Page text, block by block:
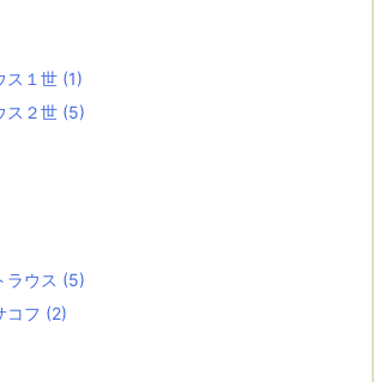
ス１世 (1)
ス２世 (5)
ラウス (5)
コフ (2)